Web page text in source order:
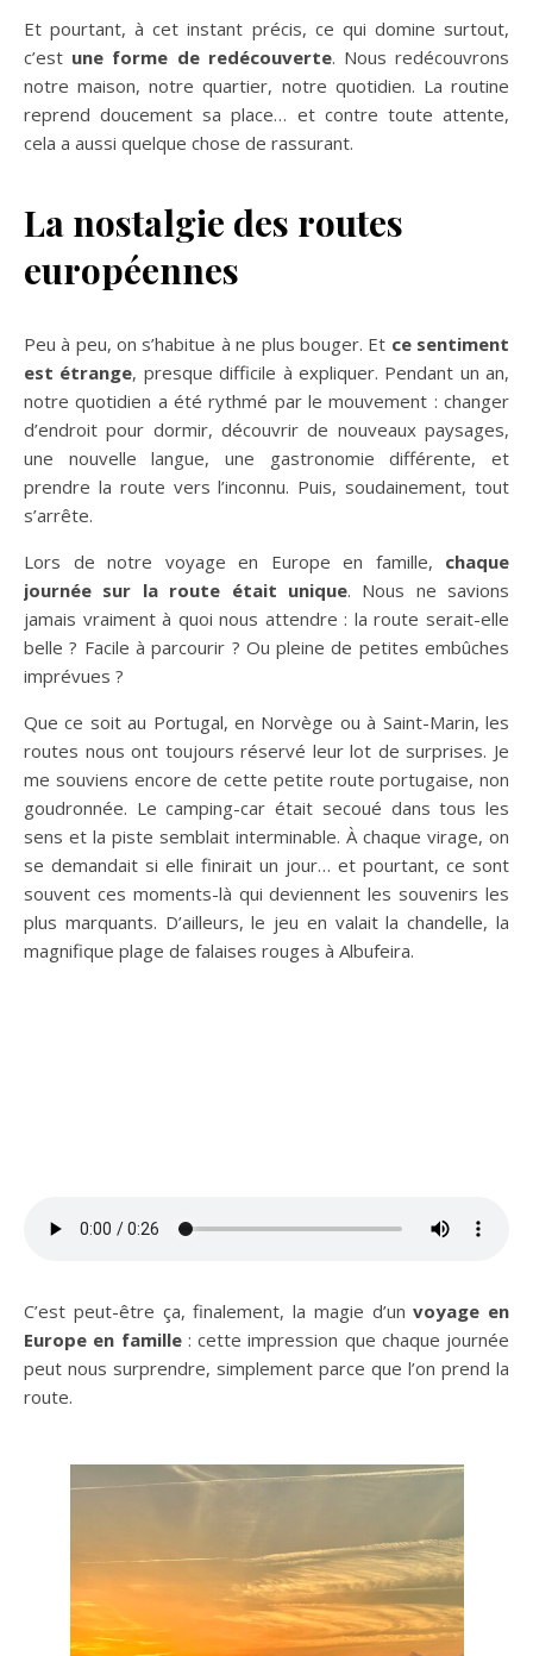
Et pourtant, à cet instant précis, ce qui domine surtout,
c’est une forme de redécouverte. Nous redécouvrons
notre maison, notre quartier, notre quotidien. La routine
reprend doucement sa place… et contre toute attente,
cela a aussi quelque chose de rassurant.
La nostalgie des routes
européennes
Peu à peu, on s’habitue à ne plus bouger. Et ce sentiment
est étrange, presque difficile à expliquer. Pendant un an,
notre quotidien a été rythmé par le mouvement : changer
d’endroit pour dormir, découvrir de nouveaux paysages,
une nouvelle langue, une gastronomie différente, et
prendre la route vers l’inconnu. Puis, soudainement, tout
s’arrête.
Lors de notre voyage en Europe en famille, chaque
journée sur la route était unique. Nous ne savions
jamais vraiment à quoi nous attendre : la route serait-elle
belle ? Facile à parcourir ? Ou pleine de petites embûches
imprévues ?
Que ce soit au Portugal, en Norvège ou à Saint-Marin, les
routes nous ont toujours réservé leur lot de surprises. Je
me souviens encore de cette petite route portugaise, non
goudronnée. Le camping-car était secoué dans tous les
sens et la piste semblait interminable. À chaque virage, on
se demandait si elle finirait un jour… et pourtant, ce sont
souvent ces moments-là qui deviennent les souvenirs les
plus marquants. D’ailleurs, le jeu en valait la chandelle, la
magnifique plage de falaises rouges à Albufeira.
C’est peut-être ça, finalement, la magie d’unvoyage en
Europe en famille: cette impression que chaque journée
peut nous surprendre, simplement parce que l’on prend la
route.